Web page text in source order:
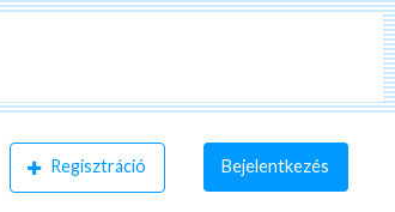
Regisztráció Bejelentkezés